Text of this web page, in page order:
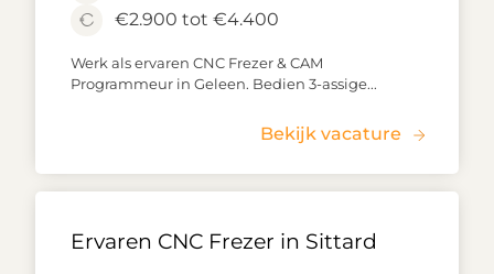
€2.900 tot €4.400
Werk als ervaren CNC Frezer & CAM
Programmeur in Geleen. Bedien 3-assige...
Bekijk vacature
Ervaren CNC Frezer in Sittard